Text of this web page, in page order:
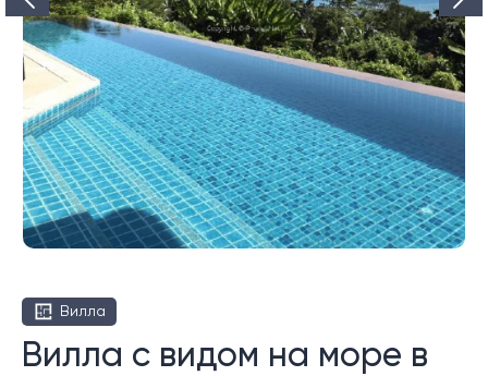
Вилла
Вилла с видом на море в